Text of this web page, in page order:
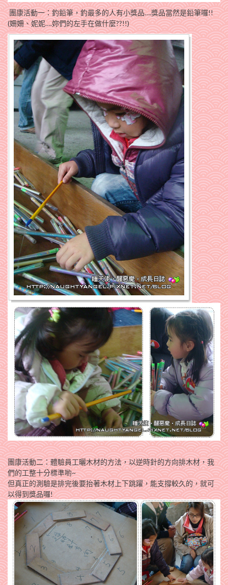
團康活動一：釣鉛筆，釣最多的人有小獎品….獎品當然是鉛筆囉!!
(姍姍、妮妮….妳們的左手在做什麼??!!)
團康活動二：體驗員工曬木材的方法，以逆時針的方向排木材，我
們的工整十分標準喲~
但真正的測驗是排完後要抬著木材上下跳躍，能支撐較久的，就可
以得到獎品囉!